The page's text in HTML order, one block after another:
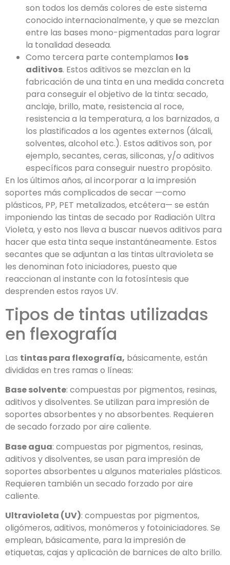
son todos los demás colores de este sistema
conocido internacionalmente, y que se mezclan
entre las bases mono-pigmentadas para lograr
la tonalidad deseada.
Como tercera parte contemplamos los
aditivos. Estos aditivos se mezclan en la
fabricación de una tinta en una medida concreta
para conseguir el objetivo de la tinta: secado,
anclaje, brillo, mate, resistencia al roce,
resistencia a la temperatura, a los barnizados, a
los plastificados a los agentes externos (álcali,
solventes, alcohol etc.). Estos aditivos son, por
ejemplo, secantes, ceras, siliconas, y/o aditivos
específicos para conseguir nuestro propósito.
En los últimos años, al incorporar a la impresión
soportes más complicados de secar —como
plásticos, PP, PET metalizados, etcétera— se están
imponiendo las tintas de secado por Radiación Ultra
Violeta, y esto nos lleva a buscar nuevos aditivos para
hacer que esta tinta seque instantáneamente. Estos
secantes que se adjuntan a las tintas ultravioleta se
les denominan foto iniciadores, puesto que
reaccionan al instante con la fotosíntesis que
desprenden estos rayos UV.
Tipos de tintas utilizadas
en flexografía
Las tintas para flexografía, básicamente, están
divididas en tres ramas o líneas:
Base solvente: compuestas por pigmentos, resinas,
aditivos y disolventes. Se utilizan para impresión de
soportes absorbentes y no absorbentes. Requieren
de secado forzado por aire caliente.
Base agua: compuestas por pigmentos, resinas,
aditivos y disolventes, se usan para impresión de
soportes absorbentes u algunos materiales plásticos.
Requieren también un secado forzado por aire
caliente.
Ultravioleta (UV): compuestas por pigmentos,
oligómeros, aditivos, monómeros y fotoiniciadores. Se
emplean, básicamente, para la impresión de
etiquetas, cajas y aplicación de barnices de alto brillo.